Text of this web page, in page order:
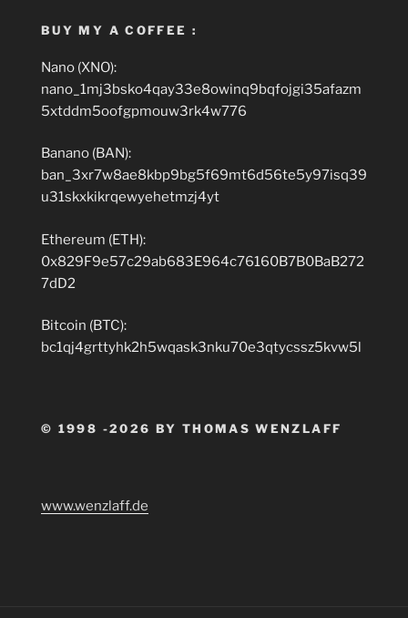
BUY MY A COFFEE :
Nano (XNO):
nano_1mj3bsko4qay33e8owinq9bqfojgi35afazm
5xtddm5oofgpmouw3rk4w776
Banano (BAN):
ban_3xr7w8ae8kbp9bg5f69mt6d56te5y97isq39
u31skxkikrqewyehetmzj4yt
Ethereum (ETH):
0x829F9e57c29ab683E964c76160B7B0BaB272
7dD2
Bitcoin (BTC):
bc1qj4grttyhk2h5wqask3nku70e3qtycssz5kvw5l
© 1998 -2026 BY THOMAS WENZLAFF
www.wenzlaff.de